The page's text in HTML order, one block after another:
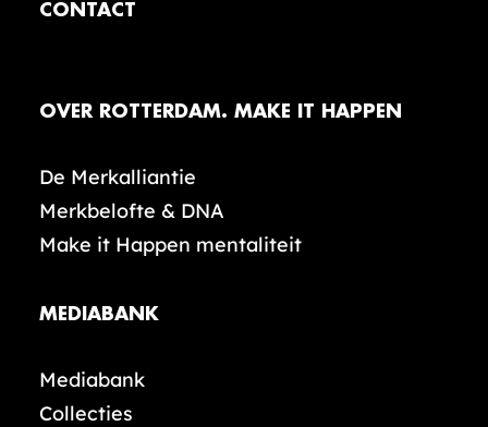
CONTACT
OVER ROTTERDAM. MAKE IT HAPPEN
De Merkalliantie
Merkbelofte & DNA
Make it Happen mentaliteit
MEDIABANK
Mediabank
Collecties